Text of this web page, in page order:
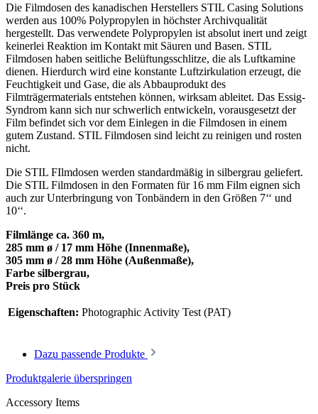
Die Filmdosen des kanadischen Herstellers STIL Casing Solutions
werden aus 100% Polypropylen in höchster Archivqualität
hergestellt. Das verwendete Polypropylen ist absolut inert und zeigt
keinerlei Reaktion im Kontakt mit Säuren und Basen. STIL
Filmdosen haben seitliche Belüftungsschlitze, die als Luftkamine
dienen. Hierdurch wird eine konstante Luftzirkulation erzeugt, die
Feuchtigkeit und Gase, die als Abbauprodukt des
Filmträgermaterials entstehen können, wirksam ableitet. Das Essig-
Syndrom kann sich nur schwerlich entwickeln, vorausgesetzt der
Film befindet sich vor dem Einlegen in die Filmdosen in einem
gutem Zustand. STIL Filmdosen sind leicht zu reinigen und rosten
nicht.
Die STIL FIlmdosen werden standardmäßig in silbergrau geliefert.
Die STIL Filmdosen in den Formaten für 16 mm Film eignen sich
auch zur Unterbringung von Tonbändern in den Größen 7‘‘ und
10‘‘.
Filmlänge ca. 360 m,
285 mm ø / 17 mm Höhe (Innenmaße),
305 mm ø / 28 mm Höhe (Außenmaße),
Farbe silbergrau,
Preis pro Stück
Eigenschaften: Photographic Activity Test (PAT)
Dazu passende Produkte
Produktgalerie überspringen
Accessory Items